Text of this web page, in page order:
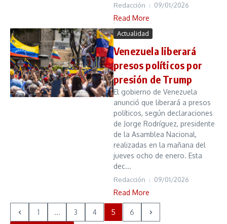
Redacción 09/01/2026
Read More
Actualidad
Venezuela liberará
presos políticos por
presión de Trump
El gobierno de Venezuela
anunció que liberará a presos
políticos, según declaraciones
de Jorge Rodríguez, presidente
de la Asamblea Nacional,
realizadas en la mañana del
jueves ocho de enero. Esta
dec...
Redacción 09/01/2026
Read More
1 ... 3 4 5 6